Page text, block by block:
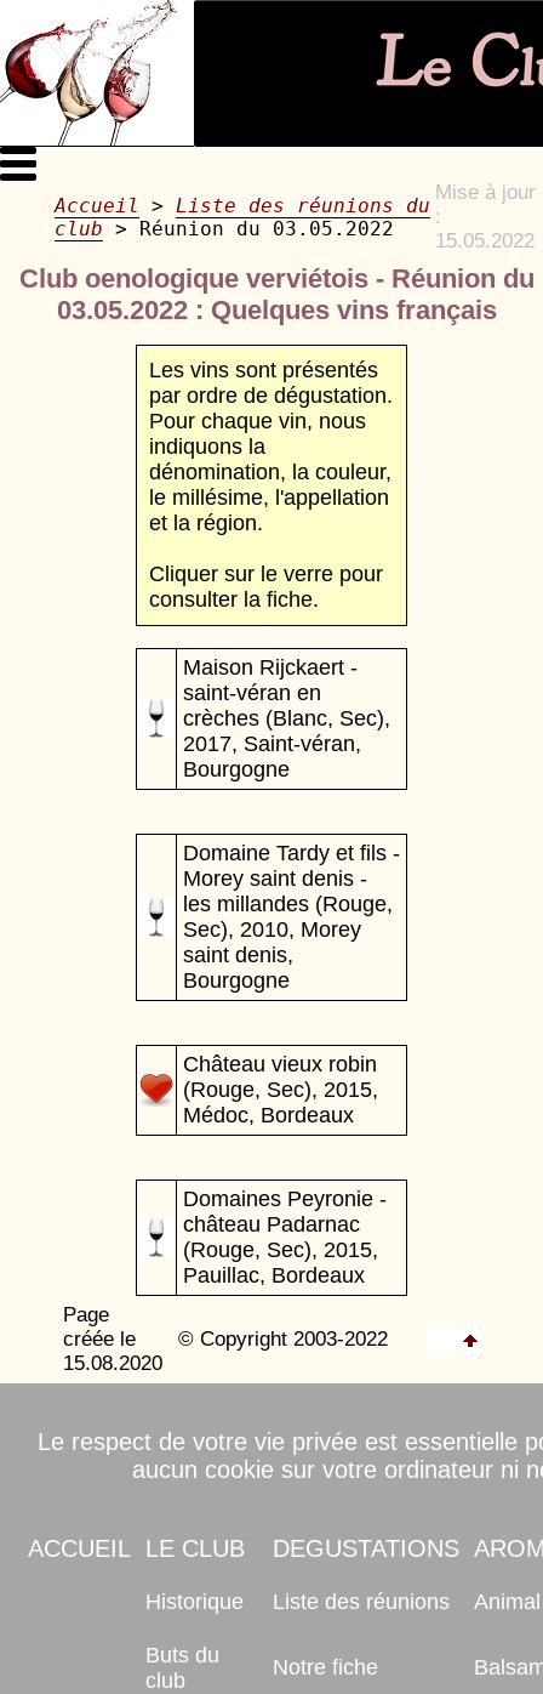
Accueil > Liste des réunions du
club > Réunion du 03.05.2022
Mise à jour
:
15.05.2022
Club oenologique verviétois - Réunion du
03.05.2022 : Quelques vins français
Les vins sont présentés
par ordre de dégustation.
Pour chaque vin, nous
indiquons la
dénomination, la couleur,
le millésime, l'appellation
et la région.
Cliquer sur le verre pour
consulter la fiche.
Maison Rijckaert -
saint-véran en
crèches (Blanc, Sec),
2017, Saint-véran,
Bourgogne
Domaine Tardy et fils -
Morey saint denis -
les millandes (Rouge,
Sec), 2010, Morey
saint denis,
Bourgogne
Château vieux robin
(Rouge, Sec), 2015,
Médoc, Bordeaux
Domaines Peyronie -
château Padarnac
(Rouge, Sec), 2015,
Pauillac, Bordeaux
Page
créée le
15.08.2020
© Copyright 2003-2022
Le respect de votre vie privée est essentielle
aucun cookie sur votre ordinateur ni
ACCUEIL LE CLUB DEGUSTATIONS
Historique Liste des réunions Animal
Buts du
club
Notre fiche